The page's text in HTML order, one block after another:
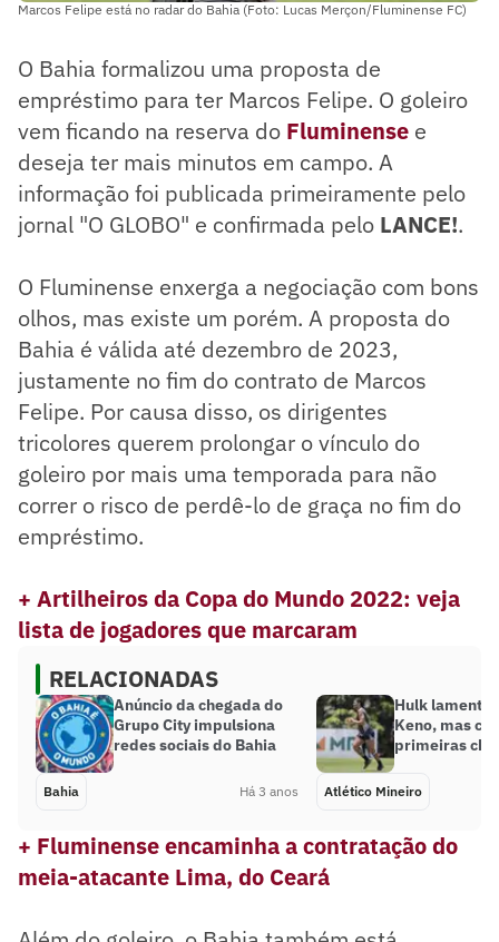
Marcos Felipe está no radar do Bahia (Foto: Lucas Merçon/Fluminense FC)
O Bahia formalizou uma proposta de
empréstimo para ter Marcos Felipe. O goleiro
vem ficando na reserva do Fluminense e
deseja ter mais minutos em campo. A
informação foi publicada primeiramente pelo
jornal "O GLOBO" e confirmada pelo LANCE!.
O Fluminense enxerga a negociação com bons
olhos, mas existe um porém. A proposta do
Bahia é válida até dezembro de 2023,
justamente no fim do contrato de Marcos
Felipe. Por causa disso, os dirigentes
tricolores querem prolongar o vínculo do
goleiro por mais uma temporada para não
correr o risco de perdê-lo de graça no fim do
empréstimo.
+ Artilheiros da Copa do Mundo 2022: veja
lista de jogadores que marcaram
RELACIONADAS
Anúncio da chegada do
Grupo City impulsiona
redes sociais do Bahia
Bahia Há 3 anos
Hulk lamenta
Keno, mas
primeiras
Atlético Mineiro
+ Fluminense encaminha a contratação do
meia-atacante Lima, do Ceará